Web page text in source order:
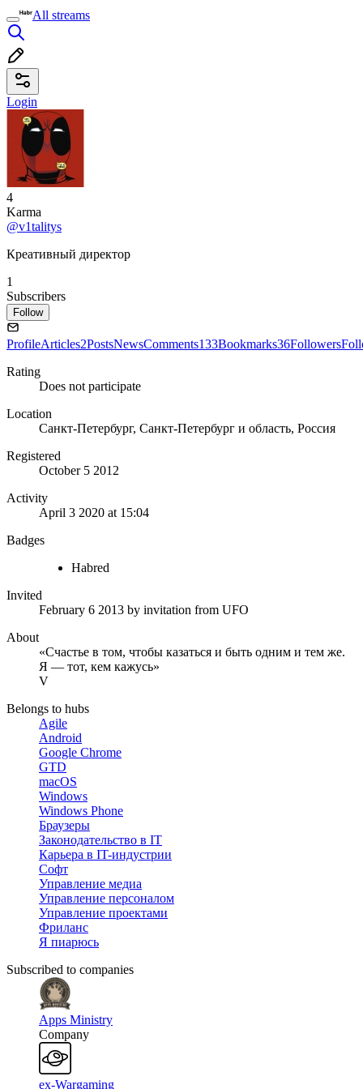
All streams
Login
4
Karma
@v1talitys
Креативный директор
1
Subscribers
Follow
ProfileArticles2PostsNewsComments133Bookmarks36Followers
Rating
Does not participate
Location
Санкт-Петербург, Санкт-Петербург и область, Россия
Registered
October 5 2012
Activity
April 3 2020 at 15:04
Badges
Habred
Invited
February 6 2013 by invitation from UFO
About
«Счастье в том, чтобы казаться и быть одним и тем же.
Я — тот, кем кажусь»
V
Belongs to hubs
Agile
Android
Google Chrome
GTD
macOS
Windows
Windows Phone
Браузеры
Законодательство в IT
Карьера в IT-индустрии
Софт
Управление медиа
Управление персоналом
Управление проектами
Фриланс
Я пиарюсь
Subscribed to companies
Apps Ministry
Company
ex-Wargaming